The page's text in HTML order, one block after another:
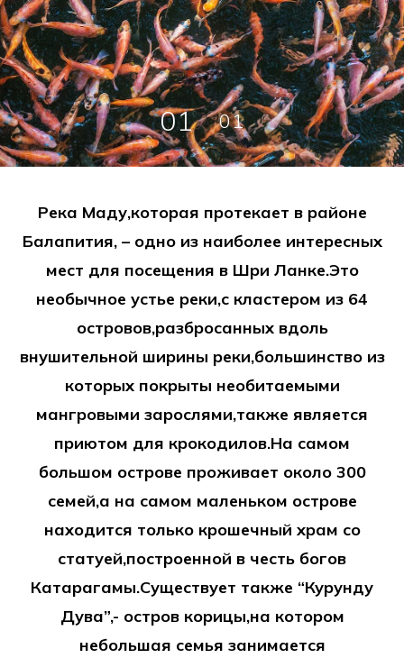
01 01
Река Маду,которая протекает в районе
Балапития, – одно из наиболее интересных
мест для посещения в Шри Ланке.Это
необычное устье реки,с кластером из 64
островов,разбросанных вдоль
внушительной ширины реки,большинство из
которых покрыты необитаемыми
мангровыми зарослями,также является
приютом для крокодилов.На самом
большом острове проживает около 300
семей,а на самом маленьком острове
находится только крошечный храм со
статуей,построенной в честь богов
Катарагамы.Существует также “Курунду
Дува”,- остров корицы,на котором
небольшая семья занимается